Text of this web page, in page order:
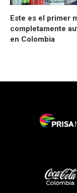
Este es el primer
completamente
en Colombia